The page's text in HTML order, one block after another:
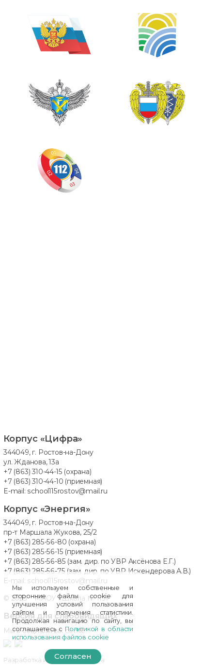
Мы используем собственные и
сторонние файлы cookie для
улучшения условий пользования
сайтом и получения статистики.
Продолжая навигацию по сайту, вы
соглашаетесь с Политикой в области
использования файлов cookie
Согласен
Корпус «Цифра»
344049, г. Ростов-на-Дону
ул. Жданова, 13а
+7 (863) 310-44-15 (охрана)
+7 (863) 310-44-10 (приемная)
E-mail: school115rostov@mail.ru
Корпус «Энергия»
344049, г. Ростов-на-Дону
пр-т Маршала Жукова, 25/2
+7 (863) 285-56-80 (охрана)
+7 (863) 285-56-15 (приемная)
+7 (863) 285-56-85 (зам. дир. по УВР Аксёнова Е.Г.)
+7 (863) 285-56-75 (зам. дир. по УВР Искендерова А.В.)
E-mail: school115rostov@mail.ru
© 2025 МАОУ «Школа № 115»
Версия для слабовидящих
Мы в социальных сетях:
Разработка и поддержка сайта